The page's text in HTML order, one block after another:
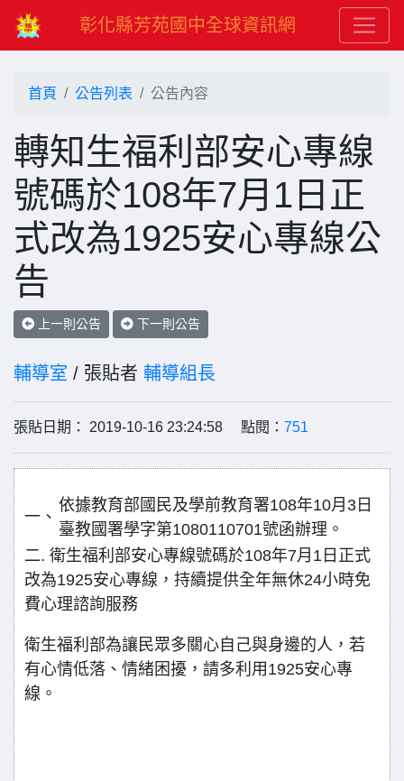
彰化縣芳苑國中全球資訊網
首頁 公告列表 公告內容
轉知生福利部安心專線
號碼於108年7月1日正
式改為1925安心專線公
告
上一則公告 下一則公告
輔導室 / 張貼者 輔導組長
張貼日期： 2019-10-16 23:24:58 點閱： 751
一、
依據教育部國民及學前教育署108年10月3日
臺教國署學字第1080110701號函辦理。
二. 衛生福利部安心專線號碼於108年7月1日正式
改為1925安心專線，持續提供全年無休24小時免
費心理諮詢服務
衛生福利部為讓民眾多關心自己與身邊的人，若
有心情低落、情緒困擾，請多利用1925安心專
線。